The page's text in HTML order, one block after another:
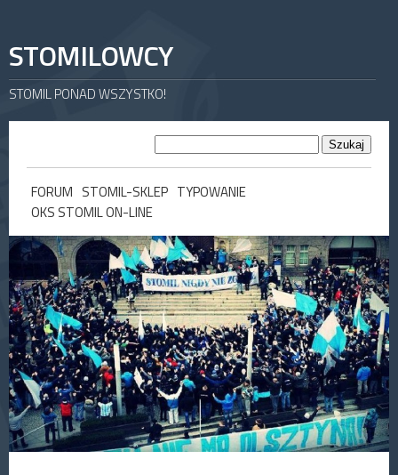
STOMILOWCY
STOMIL PONAD WSZYSTKO!
FORUM STOMIL-SKLEP TYPOWANIE
OKS STOMIL ON-LINE